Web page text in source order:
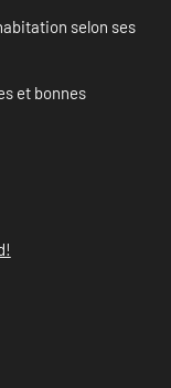
selon ses
et bonnes